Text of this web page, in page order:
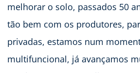
melhorar o solo, passados 50
tão bem com os produtores,
privadas, estamos num
multifuncional, já avançamos